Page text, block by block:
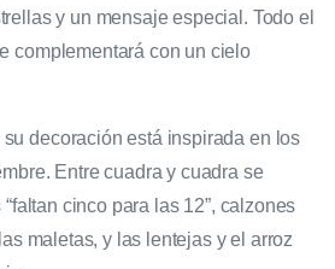
y un mensaje especial. Todo el
complementará con un cielo
su decoración está inspirada en los
Entre cuadra y cuadra se
cinco para las 12”, calzones
maletas, y las lentejas y el arroz